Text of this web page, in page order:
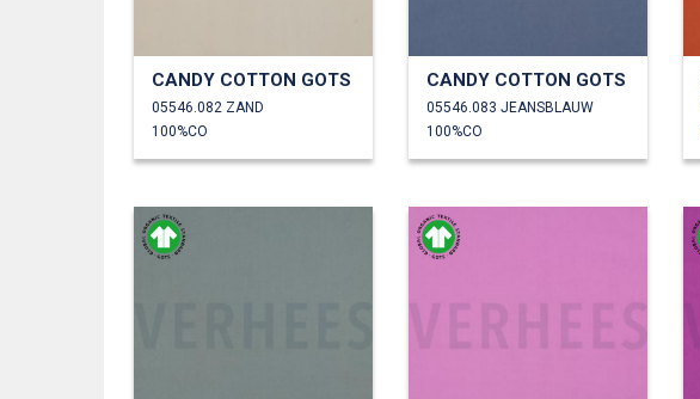
CANDY COTTON GOTS
05546.082 ZAND
100%CO
CANDY COTTON GOTS
05546.083 JEANSBLAUW
100%CO